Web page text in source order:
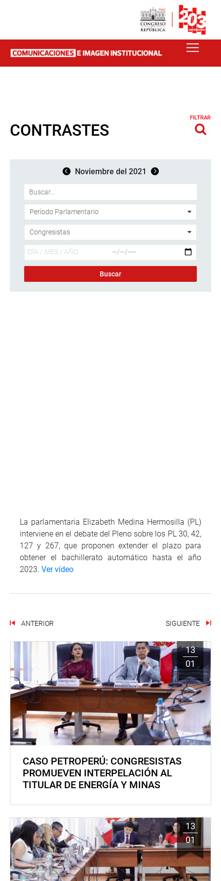
CONTRASTES
FILTRAR
Noviembre del 2021
La parlamentaria Elizabeth Medina Hermosilla (PL)
interviene en el debate del Pleno sobre los PL 30, 42,
127 y 267, que proponen extender el plazo para
obtener el bachillerato automático hasta el año
2023. Ver vídeo
ANTERIOR SIGUIENTE
13
01
CASO PETROPERÚ: CONGRESISTAS
PROMUEVEN INTERPELACIÓN AL
TITULAR DE ENERGÍA Y MINAS
13
01